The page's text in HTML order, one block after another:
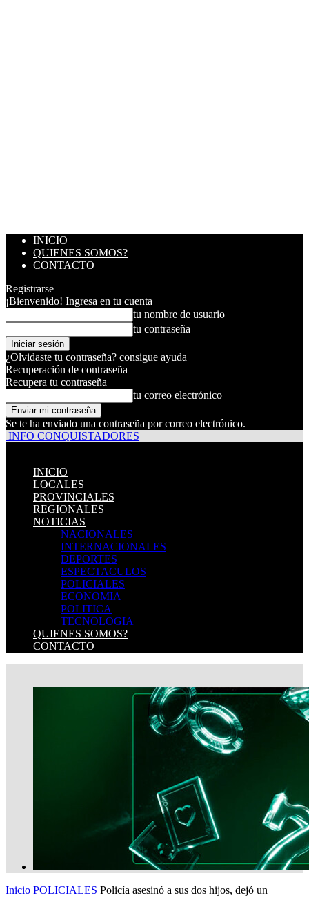
INICIO
QUIENES SOMOS?
CONTACTO
Registrarse
¡Bienvenido! Ingresa en tu cuenta
tu nombre de usuario
tu contraseña
¿Olvidaste tu contraseña? consigue ayuda
Recuperación de contraseña
Recupera tu contraseña
tu correo electrónico
Se te ha enviado una contraseña por correo electrónico.
INFO CONQUISTADORES
INICIO
LOCALES
PROVINCIALES
REGIONALES
NOTICIAS
NACIONALES
INTERNACIONALES
DEPORTES
ESPECTACULOS
POLICIALES
ECONOMIA
POLITICA
TECNOLOGIA
QUIENES SOMOS?
CONTACTO
Inicio POLICIALES Policía asesinó a sus dos hijos, dejó un